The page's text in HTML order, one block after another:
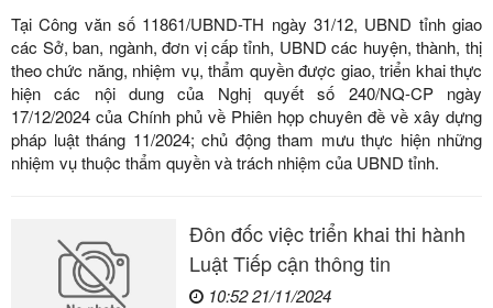
Tại Công văn số 11861/UBND-TH ngày 31/12, UBND tỉnh giao
các Sở, ban, ngành, đơn vị cấp tỉnh, UBND các huyện, thành, thị
theo chức năng, nhiệm vụ, thẩm quyền được giao, triển khai thực
hiện các nội dung của Nghị quyết số 240/NQ-CP ngày
17/12/2024 của Chính phủ về Phiên họp chuyên đề về xây dựng
pháp luật tháng 11/2024; chủ động tham mưu thực hiện những
nhiệm vụ thuộc thẩm quyền và trách nhiệm của UBND tỉnh.
Đôn đốc việc triển khai thi hành
Luật Tiếp cận thông tin
10:52 21/11/2024